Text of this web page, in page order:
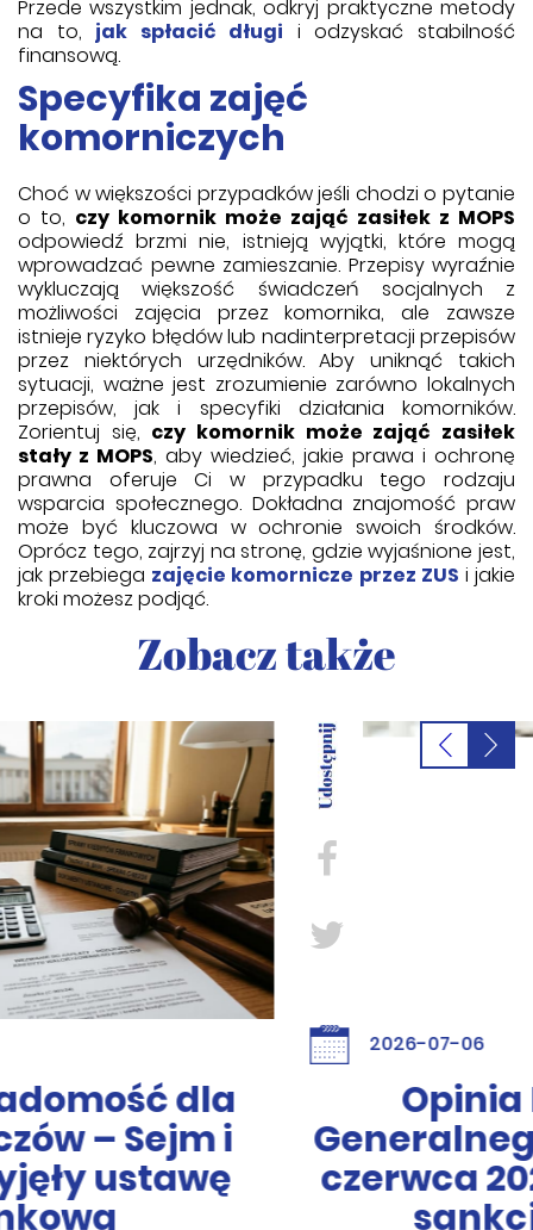
Przede wszystkim jednak, odkryj praktyczne metody
na to, jak spłacić długi i odzyskać stabilność
finansową.
Specyfika zajęć
komorniczych
Choć w większości przypadków jeśli chodzi o pytanie
o to, czy komornik może zająć zasiłek z MOPS
odpowiedź brzmi nie, istnieją wyjątki, które mogą
wprowadzać pewne zamieszanie. Przepisy wyraźnie
wykluczają większość świadczeń socjalnych z
możliwości zajęcia przez komornika, ale zawsze
istnieje ryzyko błędów lub nadinterpretacji przepisów
przez niektórych urzędników. Aby uniknąć takich
sytuacji, ważne jest zrozumienie zarówno lokalnych
przepisów, jak i specyfiki działania komorników.
Zorientuj się, czy komornik może zająć zasiłek
stały z MOPS, aby wiedzieć, jakie prawa i ochronę
prawna oferuje Ci w przypadku tego rodzaju
wsparcia społecznego. Dokładna znajomość praw
może być kluczowa w ochronie swoich środków.
Oprócz tego, zajrzyj na stronę, gdzie wyjaśnione jest,
jak przebiega zajęcie komornicze przez ZUS i jakie
kroki możesz podjąć.
Zobacz także
Opinia Rzecznika
Generalnego TSUE z dnia 11
czerwca 2026 r. w sprawie